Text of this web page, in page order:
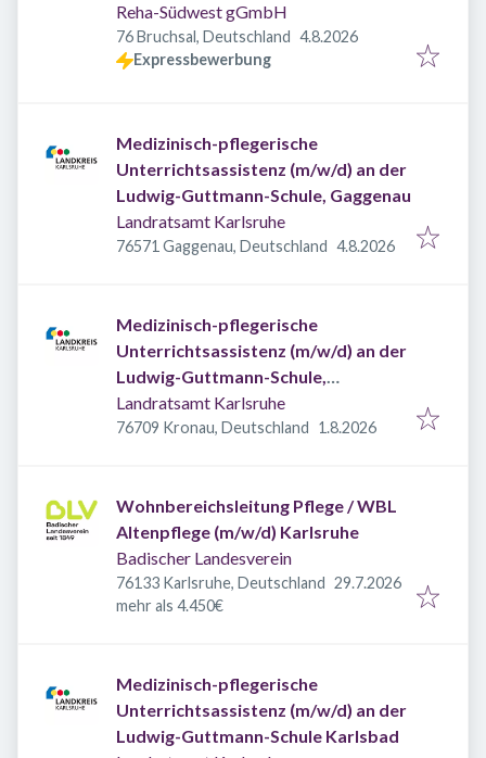
Reha-Südwest gGmbH
76 Bruchsal, Deutschland Veröffentlicht
4.8.2026
Expressbewerbung
Medizinisch-pflegerische
Unterrichtsassistenz (m/w/d) an der
Ludwig-Guttmann-Schule, Gaggenau
Landratsamt Karlsruhe
76571 Gaggenau, Deutschland Veröffentlicht
4.8.2026
Medizinisch-pflegerische
Unterrichtsassistenz (m/w/d) an der
Ludwig-Guttmann-Schule,
Außenstelle Kronau
Landratsamt Karlsruhe
76709 Kronau, Deutschland Veröffentlicht :
1.8.2026
Wohnbereichsleitung Pflege / WBL
Altenpflege (m/w/d) Karlsruhe
Badischer Landesverein
76133 Karlsruhe, Deutschland Veröffentlicht
29.7.2026
mehr als 4.450€
Medizinisch-pflegerische
Unterrichtsassistenz (m/w/d) an der
Ludwig-Guttmann-Schule Karlsbad